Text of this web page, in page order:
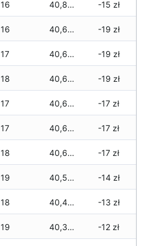
16 40,850 zł -15 zł
16 40,695 zł -19 zł
17 40,695 zł -19 zł
18 40,695 zł -19 zł
17 40,640 zł -17 zł
17 40,640 zł -17 zł
18 40,640 zł -17 zł
19 40,540 zł -14 zł
18 40,440 zł -13 zł
19 40,385 zł -12 zł